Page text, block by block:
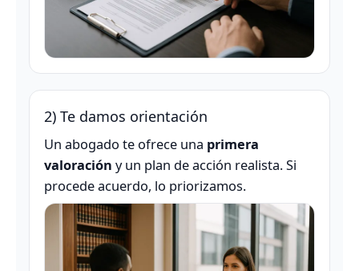
2) Te damos orientación
Un abogado te ofrece una primera
valoración y un plan de acción realista. Si
procede acuerdo, lo priorizamos.